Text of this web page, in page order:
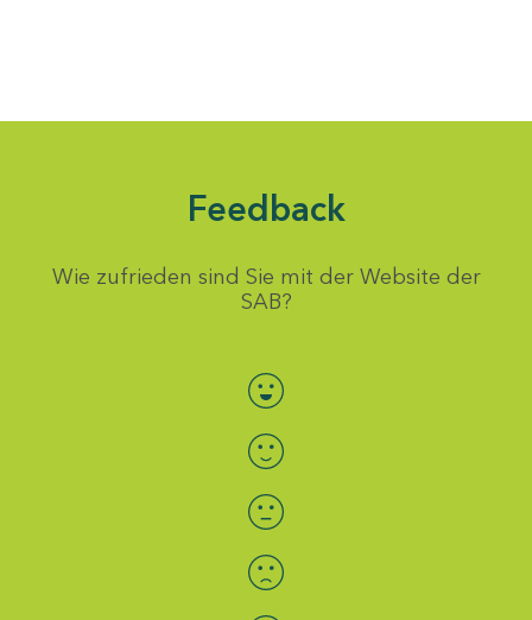
Feedback
Wie zufrieden sind Sie mit der Website der
SAB?
Bewertung auswählen